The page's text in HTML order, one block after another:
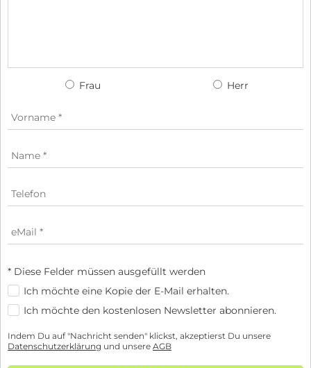
Frau Herr
* Diese Felder müssen ausgefüllt werden
Ich möchte eine Kopie der E-Mail erhalten.
Ich möchte den kostenlosen Newsletter abonnieren.
Indem Du auf "Nachricht senden" klickst, akzeptierst Du unsere
Datenschutzerklärung und unsere AGB